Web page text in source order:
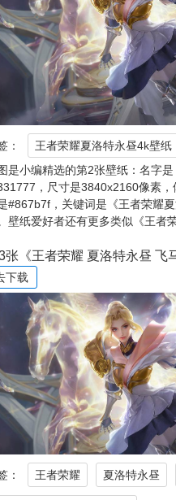
：
王者荣耀夏洛特永昼4k壁纸
是小编精选的第2张壁纸：名字
，尺寸是3840x2160像素
#867b7f，关键词是《王者荣耀
壁纸爱好者还有更多类似《王者
张《王者荣耀 夏洛特永昼 飞
下载
： 王者荣耀 夏洛特永昼